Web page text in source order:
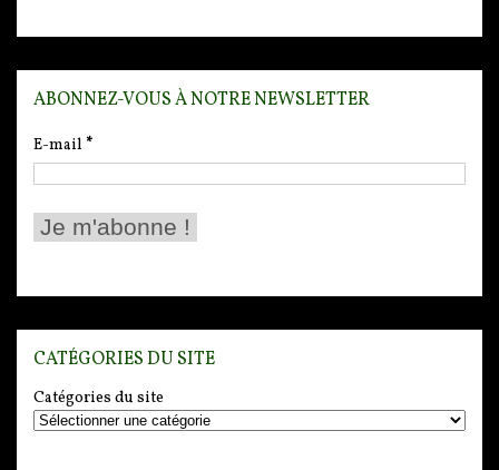
ABONNEZ-VOUS À NOTRE NEWSLETTER
E-mail *
CATÉGORIES DU SITE
Catégories du site